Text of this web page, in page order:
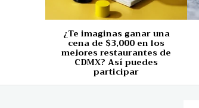
¿Te imaginas ganar una
cena de $3,000 en los
mejores restaurantes de
CDMX? Así puedes
participar